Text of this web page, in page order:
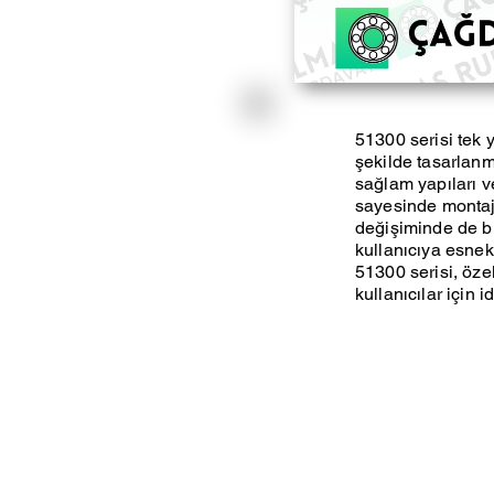
51300 serisi tek
şekilde
sağlam yapıları
sayesinde
değişiminde de
kullanıcıya
51300 serisi,
kullanıcılar için